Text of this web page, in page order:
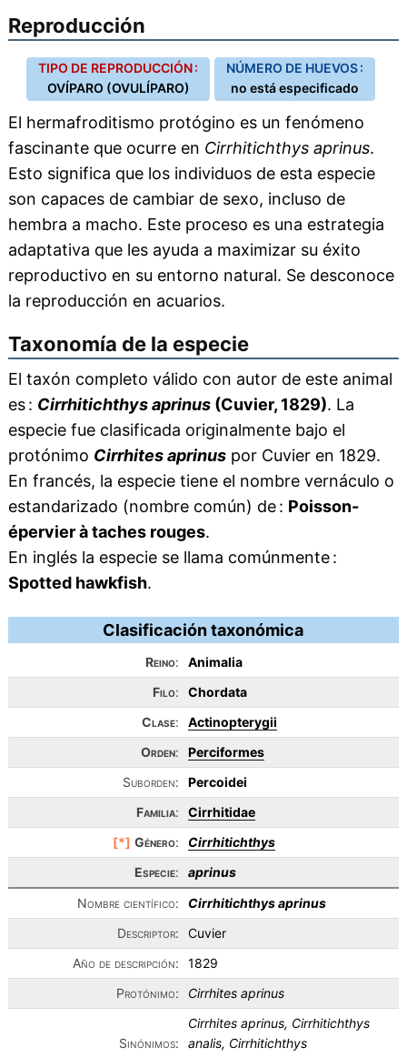
Reproducción
TIPO DE REPRODUCCIÓN :
OVÍPARO (OVULÍPARO)
NÚMERO DE HUEVOS :
no está especificado
El hermafroditismo protógino es un fenómeno
fascinante que ocurre en Cirrhitichthys aprinus.
Esto significa que los individuos de esta especie
son capaces de cambiar de sexo, incluso de
hembra a macho. Este proceso es una estrategia
adaptativa que les ayuda a maximizar su éxito
reproductivo en su entorno natural. Se desconoce
la reproducción en acuarios.
Taxonomía de la especie
El taxón completo válido con autor de este animal
es : Cirrhitichthys aprinus(Cuvier, 1829). La
especie fue clasificada originalmente bajo el
protónimo Cirrhites aprinuspor Cuvier en 1829.
En francés, la especie tiene el nombre vernáculo o
estandarizado (nombre común) de : Poisson-
épervier à taches rouges.
En inglés la especie se llama comúnmente :
Spotted hawkfish.
Clasificación taxonómica
Reino:
Animalia
Filo:
Chordata
Clase:
Actinopterygii
Orden:
Perciformes
Suborden:
Percoidei
Familia:
Cirrhitidae
[*] Género:
Cirrhitichthys
Especie:
aprinus
Nombre científico:
Cirrhitichthys aprinus
Descriptor:
Cuvier
Año de descripción:
1829
Protónimo:
Cirrhites aprinus
Sinónimos:
Cirrhites aprinus, Cirrhitichthys
analis, Cirrhitichthys